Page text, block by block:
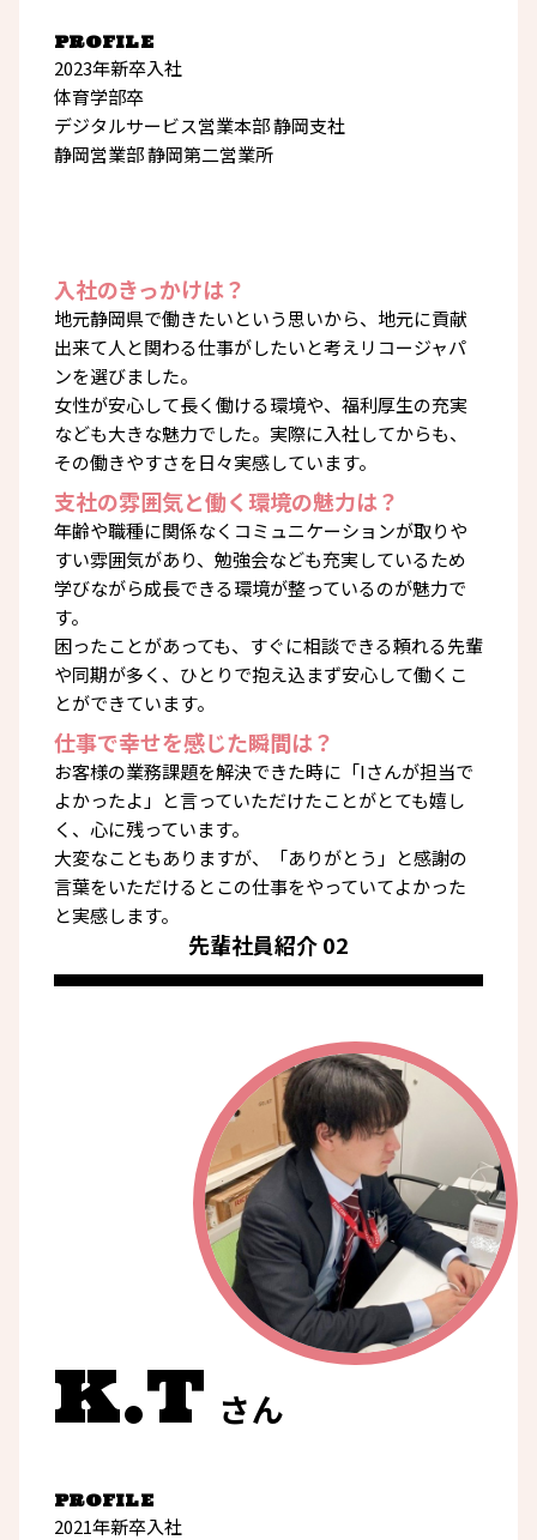
PROFILE
2023年新卒入社
体育学部卒
デジタルサービス営業本部 静岡支社
静岡営業部 静岡第二営業所
入社のきっかけは？
地元静岡県で働きたいという思いから、地元に貢献
出来て人と関わる仕事がしたいと考えリコージャパ
ンを選びました。
女性が安心して長く働ける環境や、福利厚生の充実
なども大きな魅力でした。実際に入社してからも、
その働きやすさを日々実感しています。
支社の雰囲気と働く環境の魅力は？
年齢や職種に関係なくコミュニケーションが取りや
すい雰囲気があり、勉強会なども充実しているため
学びながら成長できる環境が整っているのが魅力で
す。
困ったことがあっても、すぐに相談できる頼れる先輩
や同期が多く、ひとりで抱え込まず安心して働くこ
とができています。
仕事で幸せを感じた瞬間は？
お客様の業務課題を解決できた時に「Iさんが担当で
よかったよ」と言っていただけたことがとても嬉し
く、心に残っています。
大変なこともありますが、「ありがとう」と感謝の
言葉をいただけるとこの仕事をやっていてよかった
と実感します。
先輩社員紹介 02
K.Tさん
PROFILE
2021年新卒入社